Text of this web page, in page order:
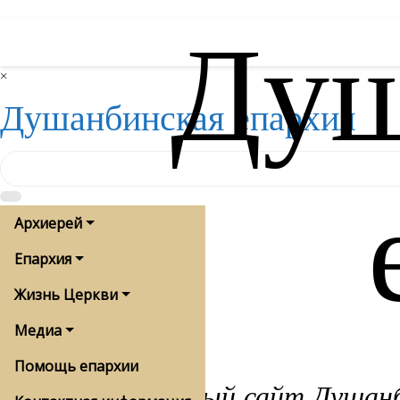
×
Душанбинская епархия
Архиерей
Епархия
Жизнь Церкви
Медиа
Помощь епархии